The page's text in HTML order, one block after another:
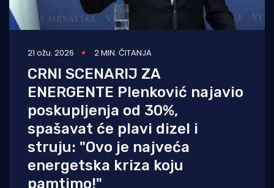
21 ožu. 2026 2 MIN. ČITANJA
CRNI SCENARIJ ZA
ENERGENTE Plenković najavio
poskupljenja od 30%,
spašavat će plavi dizel i
struju: "Ovo je najveća
energetska kriza koju
pamtimo!"